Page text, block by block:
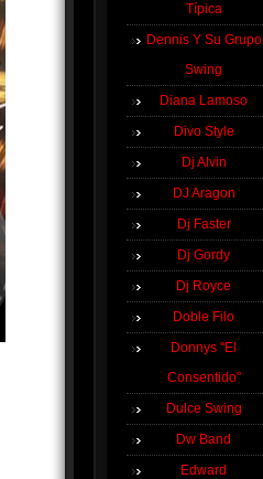
Típica
Dennis Y Su Grupo
Swing
Diana Lamoso
Divo Style
Dj Alvin
DJ Aragon
Dj Faster
Dj Gordy
Dj Royce
Doble Filo
Donnys ''El
Consentido''
Dulce Swing
Dw Band
Edward